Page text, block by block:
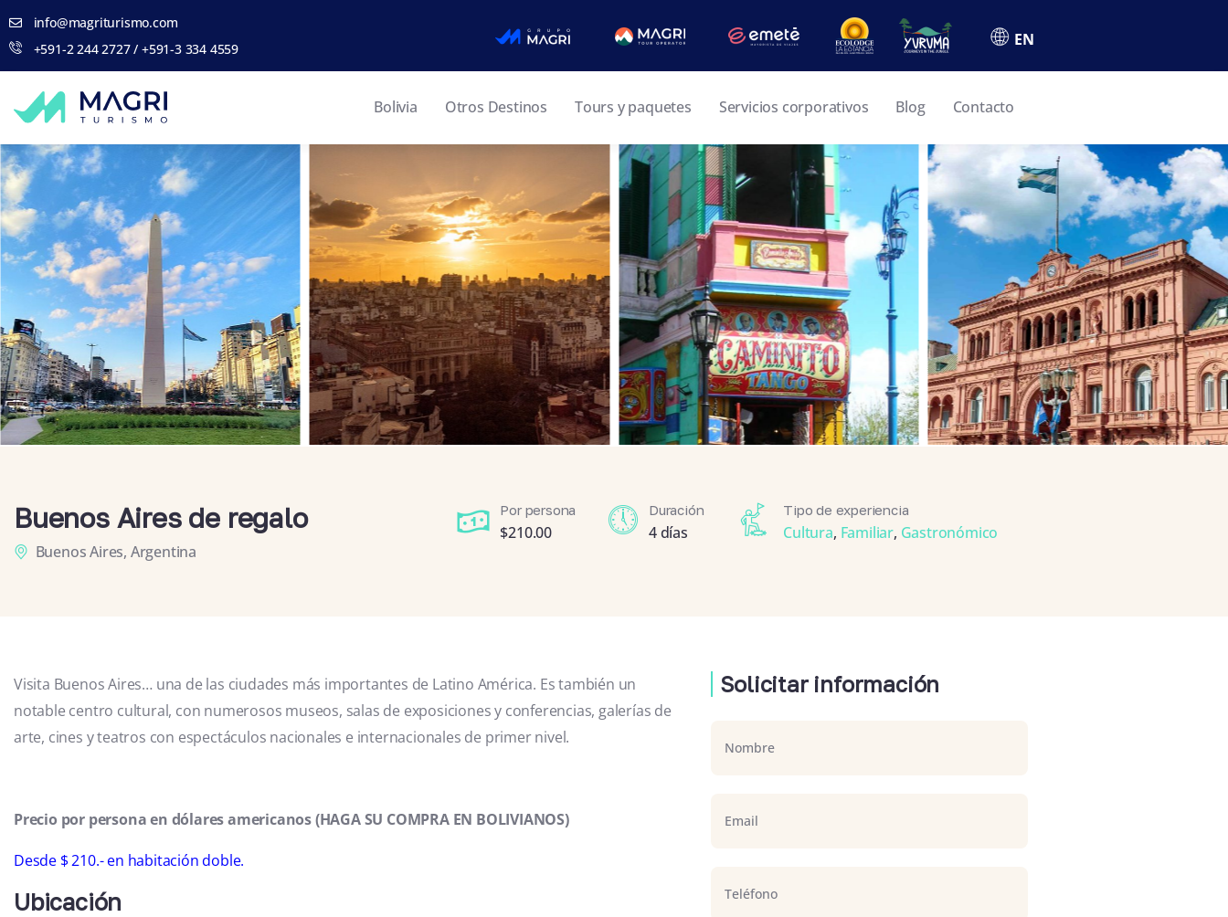
info@magriturismo.com
+591-2 244 2727 / +591-3 334 4559
EN
Bolivia Otros Destinos Tours y paquetes Servicios corporativos Blog Contacto
Buenos Aires de regalo
Buenos Aires, Argentina
Por persona
$210.00
Duración
4 días
Tipo de experiencia
Cultura, Familiar, Gastronómico
Visita Buenos Aires… una de las ciudades más importantes de Latino América. Es también un
notable centro cultural, con numerosos museos, salas de exposiciones y conferencias, galerías de
arte, cines y teatros con espectáculos nacionales e internacionales de primer nivel.
Precio por persona en dólares americanos (HAGA SU COMPRA EN BOLIVIANOS)
Desde $ 210.- en habitación doble.
Ubicación
Solicitar información